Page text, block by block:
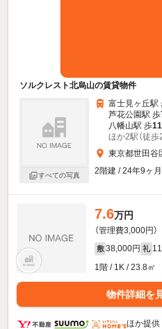
ソルクレスト北烏山の賃貸物件
すべての写真
富士見ヶ丘駅
芦花公園駅 歩
八幡山駅 歩11
ほか2駅（徒歩
東京都世田谷
2階建 / 24年9ヶ
7.6万円
（管理費3,000円）
敷 38,000円 礼
1階 / 1K / 23.8㎡
物件詳細を
ほか提供